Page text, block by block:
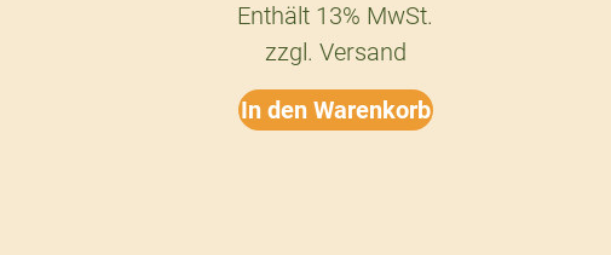
Enthält 13% MwSt.
zzgl. Versand
In den Warenkorb